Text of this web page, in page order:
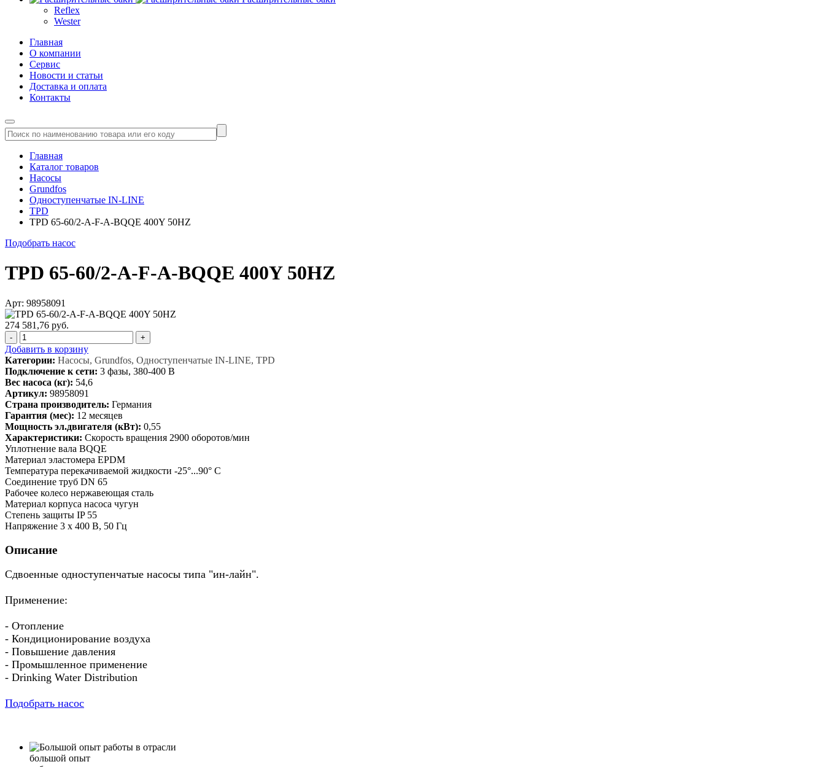
Reflex
Wester
Главная
О компании
Сервис
Новости и статьи
Доставка и оплата
Контакты
Главная
Каталог товаров
Насосы
Grundfos
Одноступенчатые IN-LINE
TPD
TPD 65-60/2-A-F-A-BQQE 400Y 50HZ
Подобрать насос
TPD 65-60/2-A-F-A-BQQE 400Y 50HZ
Арт: 98958091
274 581,76 руб.
- +
Добавить в корзину
Категории: Насосы, Grundfos, Одноступенчатые IN-LINE, TPD
Подключение к сети: 3 фазы, 380-400 В
Вес насоса (кг): 54,6
Артикул: 98958091
Страна производитель: Германия
Гарантия (мес): 12 месяцев
Мощность эл.двигателя (кВт): 0,55
Характеристики: Скорость вращения 2900 оборотов/мин
Уплотнение вала BQQE
Материал эластомера EPDM
Температура перекачиваемой жидкости -25°...90° C
Соединение труб DN 65
Рабочее колесо нержавеющая сталь
Материал корпуса насоса чугун
Степень защиты IP 55
Напряжение 3 x 400 В, 50 Гц
Описание
Сдвоенные одноступенчатые насосы типа "ин-лайн".
Применение:
- Отопление
- Кондиционирование воздуха
- Повышение давления
- Промышленное применение
- Drinking Water Distribution
Подобрать насос
большой опыт